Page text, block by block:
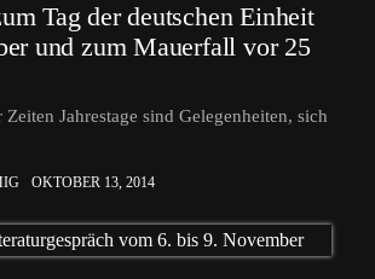
Tag der deutschen Einheit
und zum Mauerfall vor 25
Jahrestage sind Gelegenheiten, sich
OKTOBER 13, 2014